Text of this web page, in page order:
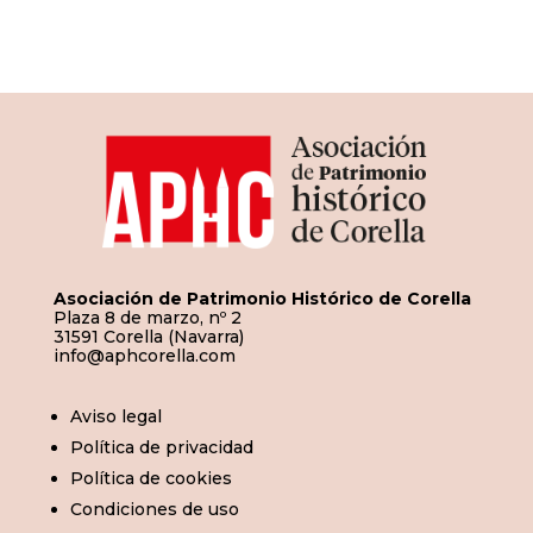
Asociación de Patrimonio Histórico de Corella
Plaza 8 de marzo, nº 2
31591 Corella (Navarra)
info@aphcorella.com
Aviso legal
Política de privacidad
Política de cookies
Condiciones de uso